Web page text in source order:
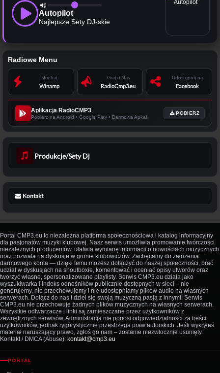
Autopilot
Najlepsze Sety DJ-skie
Radiowe Menu
Słuchaj
Winamp
Graj u Nas
RadioCmp3.eu
Udostępnij na
Facebook
Aplikacja RadioCMP3
Pobierz na Android • Google Play • Darmowa Apka!
POBIERZ
Produkcje/Sety Dj
Kontakt
Portal CMP3.eu to niezależna platforma społecznościowa i katalog informacyjny
dla pasjonatów muzyki klubowej. Nasz serwis umożliwia promowanie twórczości
niezależnych producentów, ułatwia wymianę informacji o nowościach muzycznych
oraz pozwala na dyskusje w gronie klubowiczów. Zachęcamy do założenia
darmowego konta — dzięki temu możesz dołączyć do naszej społeczności, brać
udział w dyskusjach na shoutboxie, komentować i oceniać opisy utworów oraz
tworzyć własne, spersonalizowane playlisty. Serwis CMP3.eu działa jako
wyszukiwarka i indeks odnośników publicznie dostępnych w sieci – nie
generujemy, nie przechowujemy i nie udostępniamy plików audio na własnych
serwerach. Dołącz do nas i dziel się swoją muzyczną pasją z innymi! Serwis
CMP3.eu nie przechowuje żadnych plików muzycznych na własnych serwerach.
Wszystkie odtwarzacze i linki są zamieszczane przez użytkowników z
zewnętrznych serwisów. Administracja nie ponosi odpowiedzialności za treści
użytkowników, jednak rygorystycznie przestrzega praw autorskich. Jeśli wykryłeś
materiał naruszający prawo, zgłoś go nam – zostanie niezwłocznie usunięty.
Kontakt / DMCA (Abuse): kontakt@cmp3.eu
PORTAL